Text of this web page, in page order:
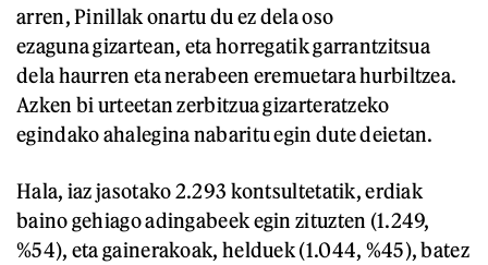
arren, Pinillak onartu du ez dela oso
ezaguna gizartean, eta horregatik garrantzitsua
dela haurren eta nerabeen eremuetara hurbiltzea.
Azken bi urteetan zerbitzua gizarteratzeko
egindako ahalegina nabaritu egin dute deietan.
Hala, iaz jasotako 2.293 kontsultetatik, erdiak
baino gehiago adingabeek egin zituzten (1.249,
%54), eta gainerakoak, helduek (1.044, %45), batez